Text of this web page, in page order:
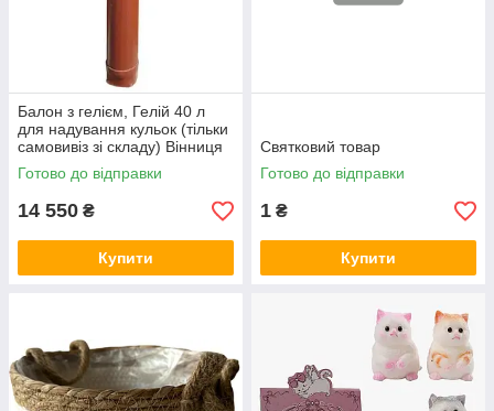
Балон з гелієм, Гелій 40 л
для надування кульок (тільки
самовивіз зі складу) Вінниця
Готово до відправки
14 550 ₴
Купити
Святковий товар
Готово до відправки
1 ₴
Купити